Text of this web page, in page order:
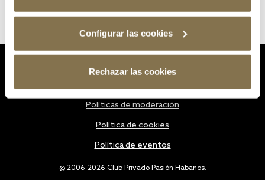
Configurar las cookies
Rechazar las cookies
@ 2006-2026 Club Privado Pasión Habanos.
Políticas de moderación
Política de cookies
Política de eventos